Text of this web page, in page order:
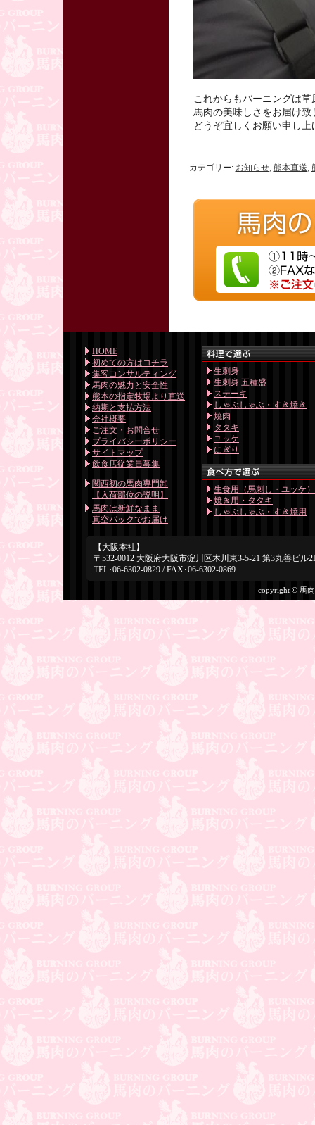
これからもバーニングは
馬肉の美味しさをお届け致
どうぞ宜しくお願い申し上
カテゴリー: お知らせ, 熊本直送,
HOME
初めての方はコチラ
集客コンサルティング
馬肉の魅力と安全性
熊本の指定牧場より直送
納期と支払方法
会社概要
ご注文・お問合せ
プライバシーポリシー
サイトマップ
飲食店従業員募集
関西初の馬肉専門卸
【入荷部位の説明】
馬肉は新鮮なまま
真空パックでお届け
生刺身
生刺身 五種盛
ステーキ
しゃぶしゃぶ・すき焼き
焼肉
タタキ
ユッケ
にぎり
生食用（馬刺し・ユッケ）
焼き用・タタキ
しゃぶしゃぶ・すき焼用
【大阪本社】
〒532-0012 大阪府大阪市淀川区木川東3-5-21 第3丸善ビル
TEL･06-6302-0829 / FAX･06-6302-0869
copyright © 馬